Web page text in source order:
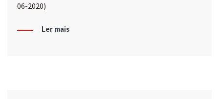
06-2020)
Ler mais